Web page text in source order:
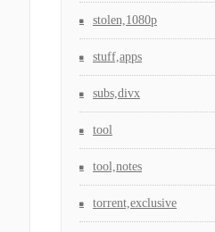
stolen,1080p
stuff,apps
subs,divx
tool
tool,notes
torrent,exclusive